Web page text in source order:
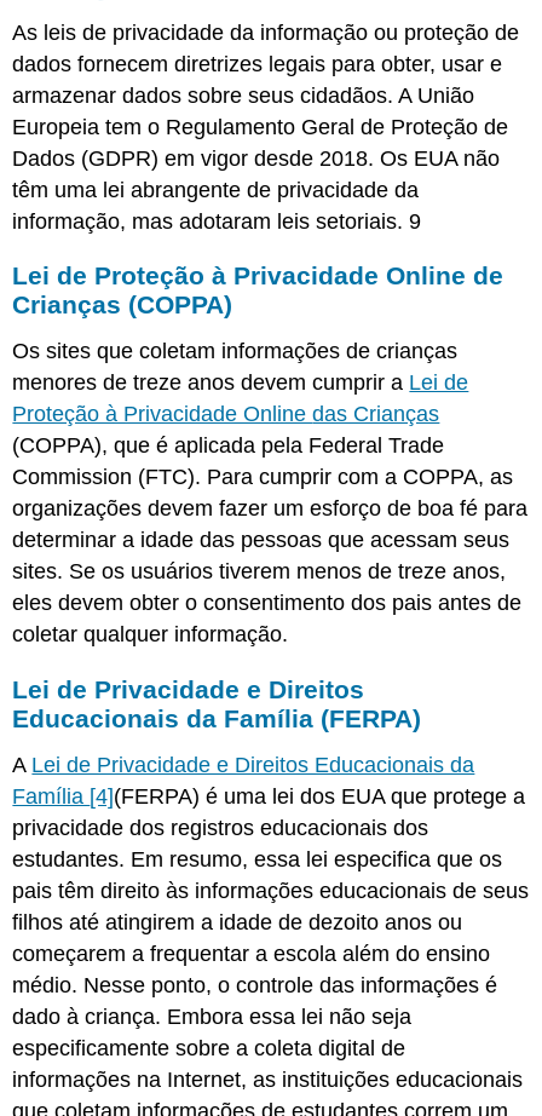
As leis de privacidade da informação ou proteção de
dados fornecem diretrizes legais para obter, usar e
armazenar dados sobre seus cidadãos. A União
Europeia tem o Regulamento Geral de Proteção de
Dados (GDPR) em vigor desde 2018. Os EUA não
têm uma lei abrangente de privacidade da
informação, mas adotaram leis setoriais.9
Lei de Proteção à Privacidade Online de
Crianças (COPPA)
Os sites que coletam informações de crianças
menores de treze anos devem cumprir a Lei de
Proteção à Privacidade Onlinedas Crianças
(COPPA), que é aplicada pela Federal Trade
Commission (FTC). Para cumprir com a COPPA, as
organizações devem fazer um esforço de boa fé para
determinar a idade das pessoas que acessam seus
sites. Se os usuários tiverem menos de treze anos,
eles devem obter o consentimento dos pais antes de
coletar qualquer informação.
Lei de Privacidade e Direitos
Educacionais da Família (FERPA)
A Lei de Privacidade e Direitos Educacionais da
Família [4](FERPA) é uma lei dos EUA que protege a
privacidade dos registros educacionais dos
estudantes. Em resumo, essa lei especifica que os
pais têm direito às informações educacionais de seus
filhos até atingirem a idade de dezoito anos ou
começarem a frequentar a escola além do ensino
médio. Nesse ponto, o controle das informações é
dado à criança. Embora essa lei não seja
especificamente sobre a coleta digital de
informações na Internet, as instituições educacionais
que coletam informações de estudantes correm um